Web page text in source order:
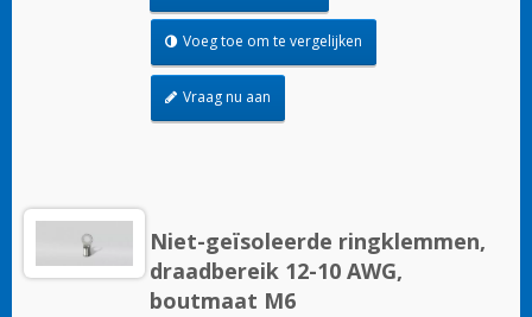
Voeg toe om te vergelijken
Vraag nu aan
Niet-geïsoleerde ringklemmen,
draadbereik 12-10 AWG,
boutmaat M6